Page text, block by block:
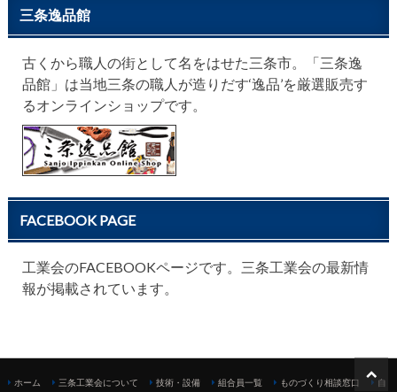
三条逸品館
古くから職人の街として名をはせた三条市。「三条逸
品館」は当地三条の職人が造りだす‘逸品’を厳選販売す
るオンラインショップです。
FACEBOOK PAGE
工業会のFACEBOOKページです。三条工業会の最新情
報が掲載されています。
ホーム 三条工業会について 技術・設備 組合員一覧 ものづくり相談窓口 自